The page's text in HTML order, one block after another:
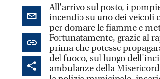
All'arrivo sul posto, i
incendio su uno dei veicoli
per domare le fiamme e
Fortunatamente, grazie al
prima che potesse
del fuoco, sul luogo
ambulanze della